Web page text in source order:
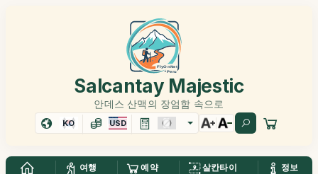
Salcantay Majestic
안데스 산맥의 장엄함 속으로
KO USD
여행 예약 살칸타이
정보